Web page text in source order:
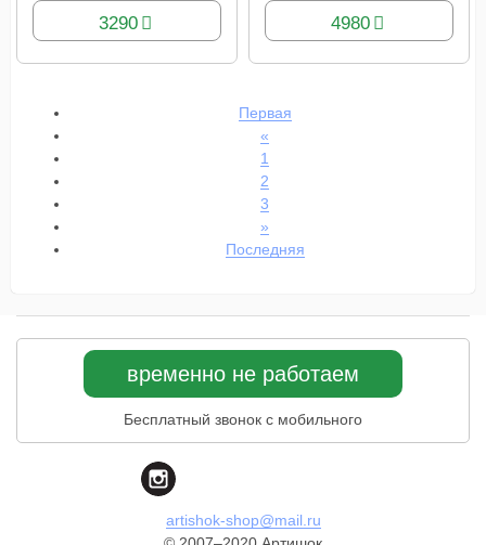
3290
4980
Первая
«
1
2
3
»
Последняя
временно не работаем
Бесплатный звонок с мобильного
artishok-shop@mail.ru